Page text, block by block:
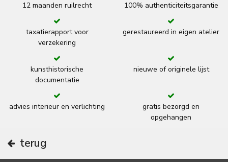
12 maanden ruilrecht 100% authenticiteitsgarantie
taxatierapport voor
verzekering
gerestaureerd in eigen atelier
kunsthistorische
documentatie
nieuwe of originele lijst
advies interieur en verlichting
gratis bezorgd en
opgehangen
terug